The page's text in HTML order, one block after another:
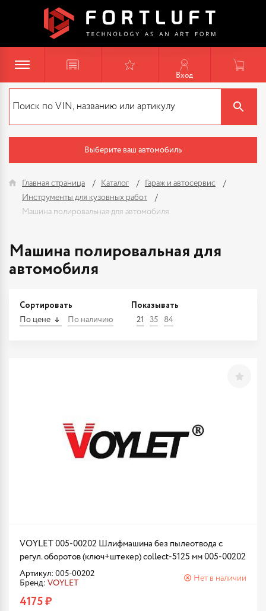
Вход
Выберите ваш автомобиль
Главная страница Каталог
Гараж и автосервис
Инструменты для кузовных работ
Машина полировальная для автомобиля
Машина полировальная для
автомобиля
Сортировать
По цене По наличию
Показывать
21 35 84
VOYLET 005-00202 Шлифмашина без пылеотвода с
регул. оборотов (ключ+штекер) collect-5125 мм 005-00202
Артикул: 005-00202
Бренд: VOYLET
Нет в наличии
4175 ₽